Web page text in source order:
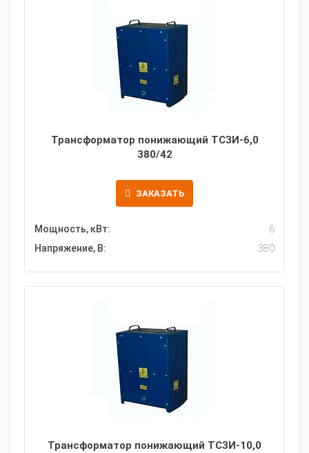
Трансформатор понижающий ТСЗИ-6,0
380/42
ЗАКАЗАТЬ
Мощность, кВт:
6
Напряжение, В:
380
Трансформатор понижающий ТСЗИ-10,0